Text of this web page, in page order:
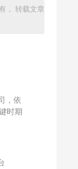
， 转载文章
，依
时期